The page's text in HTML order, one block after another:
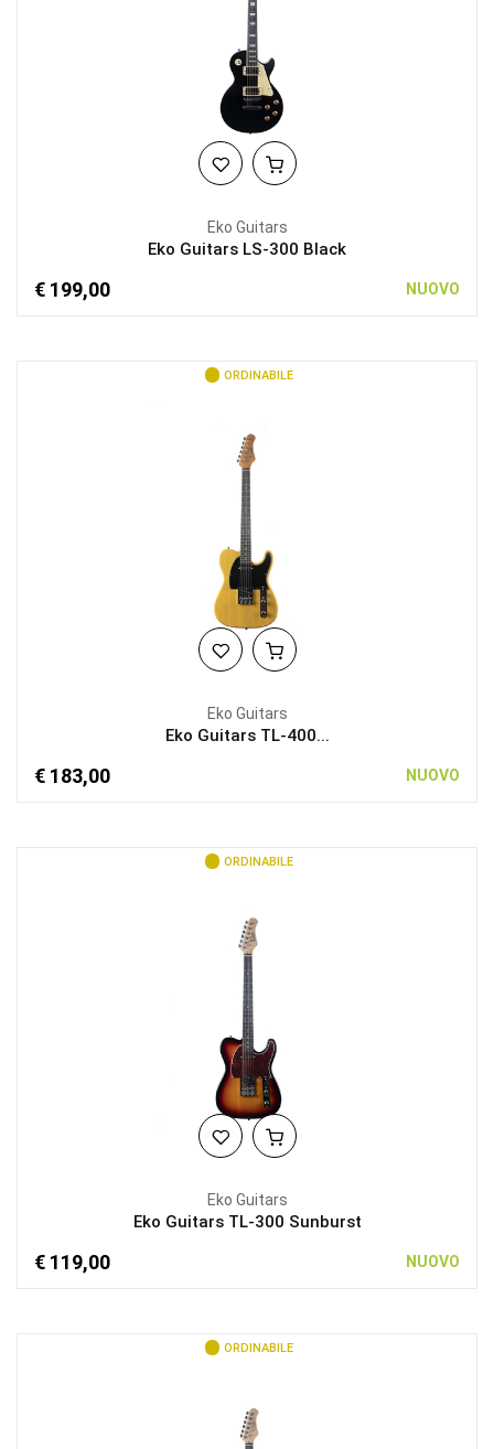
Eko Guitars
Eko Guitars LS-300 Black
€ 199,00 NUOVO
ORDINABILE
Eko Guitars
Eko Guitars TL-400...
€ 183,00 NUOVO
ORDINABILE
Eko Guitars
Eko Guitars TL-300 Sunburst
€ 119,00 NUOVO
ORDINABILE